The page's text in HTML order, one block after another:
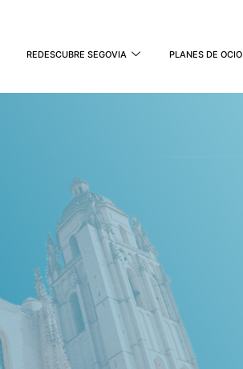
REDESCUBRE SEGOVIA PLANES DE OCIO